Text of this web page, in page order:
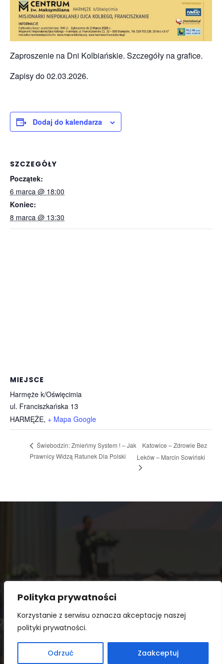
Polityka prywatności
Korzystanie z serwisu oznacza akceptację naszej
polityki prywatności.
Odrzuć Zaakceptuj
Zaproszenie na Dni Kolbiańskie. Szczegóły na grafice.
Zapisy do 02.03.2026.
Dodaj do kalendarza
SZCZEGÓŁY
Początek:
6 marca @ 18:00
Koniec:
8 marca @ 13:30
MIEJSCE
Harmęże k/Oświęcimia
ul. Franciszkańska 13
HARMĘŻE, + Mapa Google
Świebodzin: Zmieńmy System ! – Jak
Prawnicy Widzą Ratunek Dla Polski
Katowice – Zdrowie Bez
Leków – Marcin Sowiński
Copyright © 2026 Prawy kalendarz. Powered by